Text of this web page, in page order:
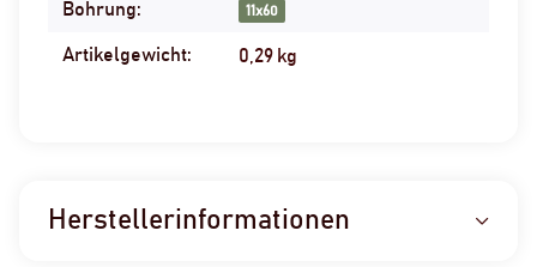
Bohrung: 11x60
Artikelgewicht: 0,29 kg
Herstellerinformationen